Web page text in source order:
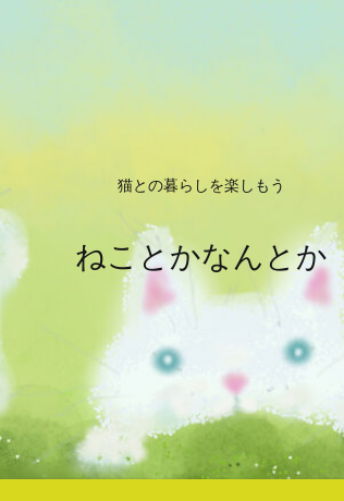
猫との暮らしを楽しもう
ねことかなんとか